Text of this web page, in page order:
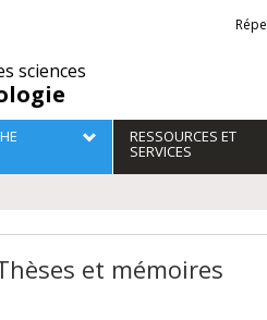
sciences
RESSOURCES ET
SERVICES
et mémoires